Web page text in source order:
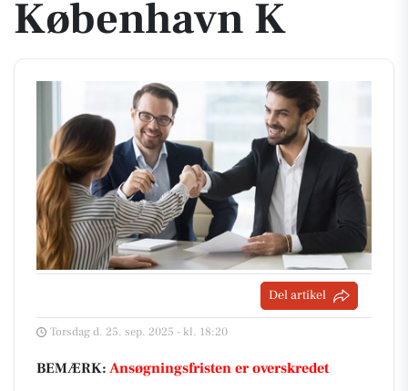
København K
Del artikel
Torsdag d. 25. sep. 2025 - kl. 18:20
BEMÆRK: Ansøgningsfristen er overskredet